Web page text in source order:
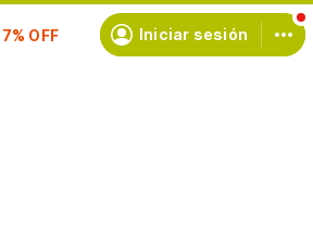
Iniciar sesión